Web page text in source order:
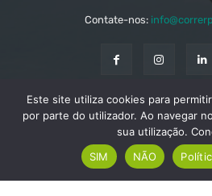
Contate-nos:
FICHA TÉCNICA MEDIA KIT
ADICIONAR PROVA
© Copyright - Correr Por
Este site utiliza cookies para
por parte do utilizador. Ao navegar
sua utilização.
SIM
NÃO